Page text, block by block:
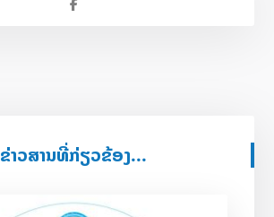
ຂ່າວສານທີ່ກ່ຽວຂ້ອງ...